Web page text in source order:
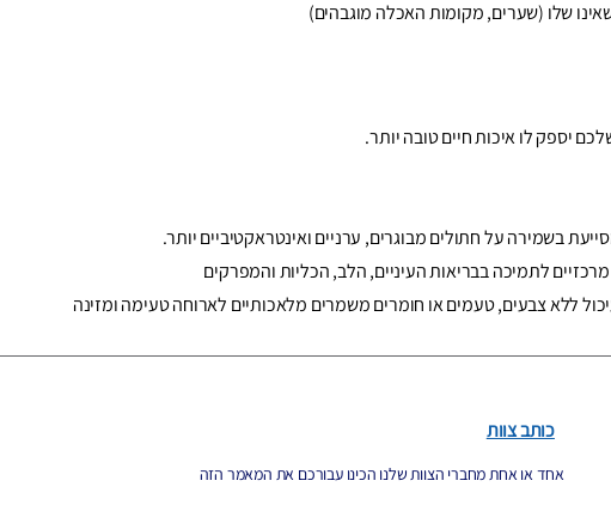
שלו (שערים, מקומות האכלה מוגבהים)
יספק לו איכות חיים טובה יותר.
בשמירה על חתולים מבוגרים, ערניים ואינטראקטיביים יותר.
לתמיכה בבריאות העיניים, הלב, הכליות והמפרקים
ללא צבעים, טעמים או חומרים משמרים מלאכותיים לארוחה טעימה ומזינה
כותב צוות
אחד או אחת מחברי הצוות שלנו הכינו עבורכם את המאמר הזה